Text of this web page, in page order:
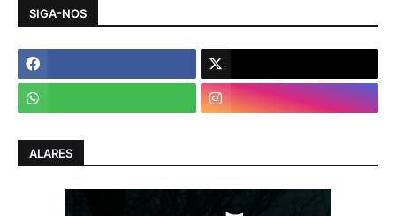
SIGA-NOS
ALARES